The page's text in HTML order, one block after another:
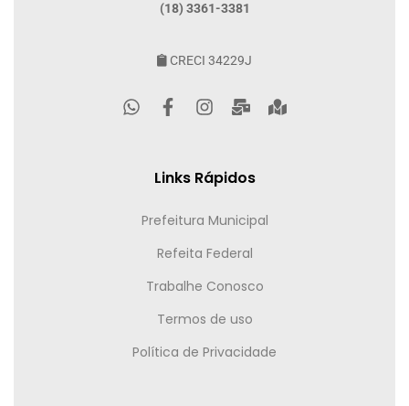
(18) 3361-3381
CRECI 34229J
Links Rápidos
Prefeitura Municipal
Refeita Federal
Trabalhe Conosco
Termos de uso
Política de Privacidade